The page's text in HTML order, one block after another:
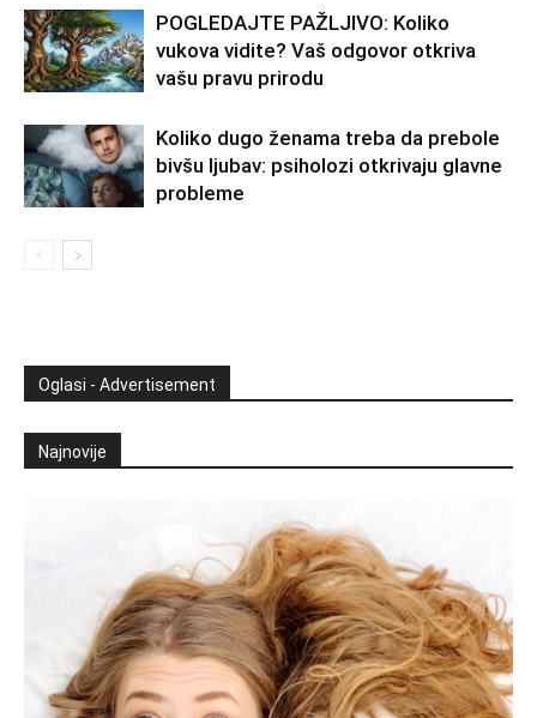
POGLEDAJTE PAŽLJIVO: Koliko
vukova vidite? Vaš odgovor otkriva
vašu pravu prirodu
Koliko dugo ženama treba da prebole
bivšu ljubav: psiholozi otkrivaju glavne
probleme
Oglasi - Advertisement
Najnovije